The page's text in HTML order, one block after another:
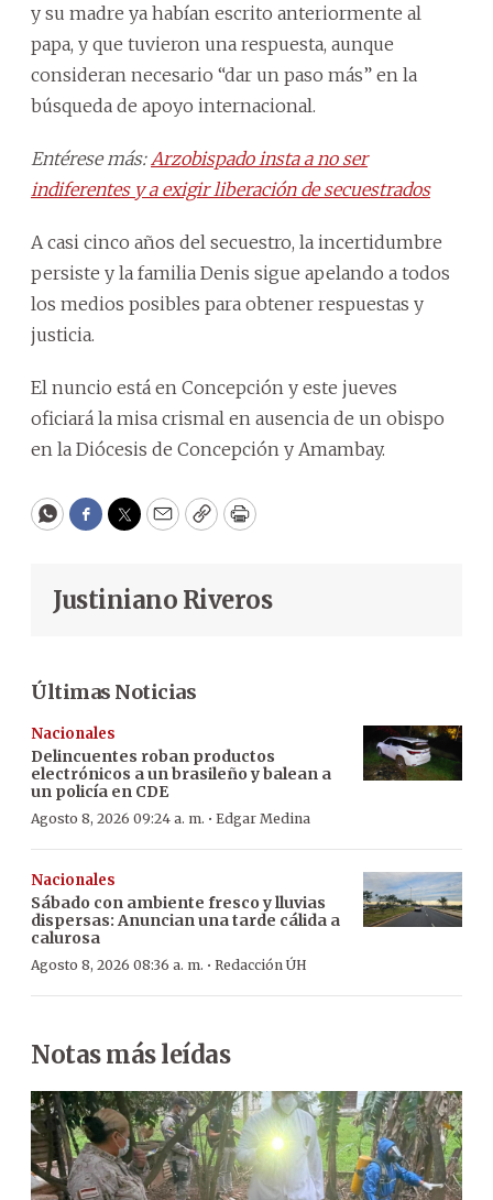
y su madre ya habían escrito anteriormente al
papa, y que tuvieron una respuesta, aunque
consideran necesario “dar un paso más” en la
búsqueda de apoyo internacional.
Entérese más: Arzobispado insta a no ser
indiferentes y a exigir liberación de secuestrados
A casi cinco años del secuestro, la incertidumbre
persiste y la familia Denis sigue apelando a todos
los medios posibles para obtener respuestas y
justicia.
El nuncio está en Concepción y este jueves
oficiará la misa crismal en ausencia de un obispo
en la Diócesis de Concepción y Amambay.
WhatsApp
Facebook
Twitter
EmailCopyPrint
Justiniano Riveros
Últimas Noticias
Nacionales
Delincuentes roban productos
electrónicos a un brasileño y balean a
un policía en CDE
Agosto 8, 2026 09:24 a. m. · Edgar Medina
Nacionales
Sábado con ambiente fresco y lluvias
dispersas: Anuncian una tarde cálida a
calurosa
Agosto 8, 2026 08:36 a. m. · Redacción ÚH
Notas más leídas